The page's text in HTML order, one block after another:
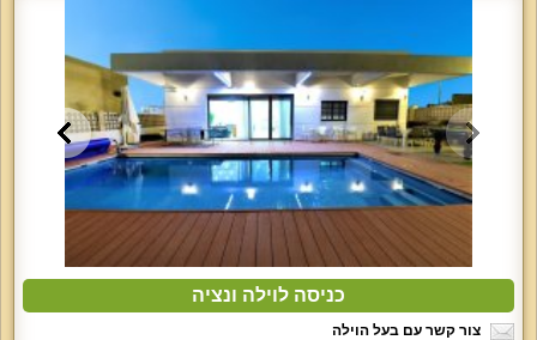
כניסה לוילה ונציה
צור קשר עם בעל הוילה